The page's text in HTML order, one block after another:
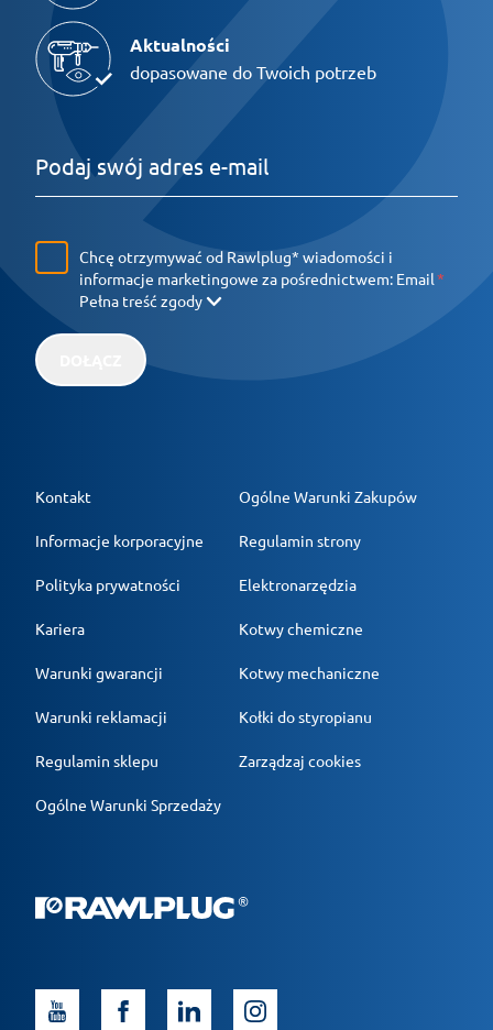
Aktualności
dopasowane do Twoich potrzeb
Chcę otrzymywać od Rawlplug* wiadomości i
informacje marketingowe za pośrednictwem: Email
Pełna treść zgody
Kontakt
Informacje korporacyjne
Polityka prywatności
Kariera
Warunki gwarancji
Warunki reklamacji
Regulamin sklepu
Ogólne Warunki Sprzedaży
Ogólne Warunki Zakupów
Regulamin strony
Elektronarzędzia
Kotwy chemiczne
Kotwy mechaniczne
Kołki do styropianu
Zarządzaj cookies